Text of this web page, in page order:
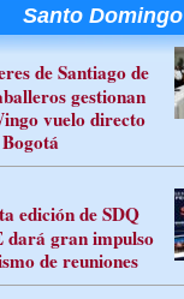
Santo Domingo
de Santiago de
gestionan
vuelo directo
edición de SDQ
dará gran impulso
de reuniones